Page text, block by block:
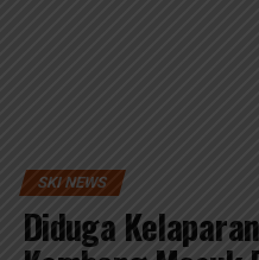
SKI NEWS
Diduga